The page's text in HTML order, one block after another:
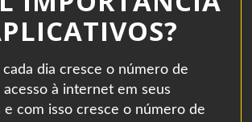
dia cresce o número de
acesso à internet em seus
e com isso cresce o número de